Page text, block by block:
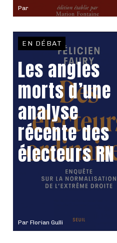
Par
Par Florian Gulli
EN DÉBAT
Les angles
morts d’une
analyse
récente des
électeurs RN